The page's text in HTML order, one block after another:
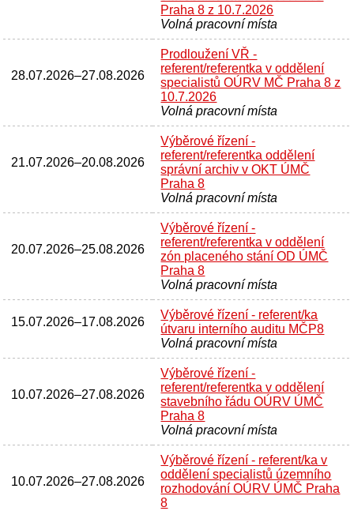
Praha 8 z 10.7.2026
Volná pracovní místa
28.07.2026–27.08.2026
Prodloužení VŘ -
referent/referentka v oddělení
specialistů OÚRV MČ Praha 8 z
10.7.2026
Volná pracovní místa
21.07.2026–20.08.2026
Výběrové řízení -
referent/referentka oddělení
správní archiv v OKT ÚMČ
Praha 8
Volná pracovní místa
20.07.2026–25.08.2026
Výběrové řízení -
referent/referentka v oddělení
zón placeného stání OD ÚMČ
Praha 8
Volná pracovní místa
15.07.2026–17.08.2026
Výběrové řízení - referent/ka
útvaru interního auditu MČP8
Volná pracovní místa
10.07.2026–27.08.2026
Výběrové řízení -
referent/referentka v oddělení
stavebního řádu OÚRV ÚMČ
Praha 8
Volná pracovní místa
10.07.2026–27.08.2026
Výběrové řízení - referent/ka v
oddělení specialistů územního
rozhodování OÚRV ÚMČ Praha
8